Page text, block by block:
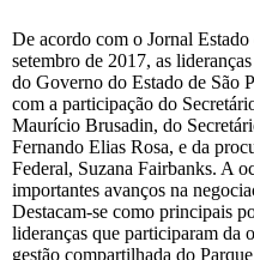
De acordo com o Jornal
setembro de 2017, as
do Governo do Estado de São
com a participação do
Maurício Brusadin, do
Fernando Elias Rosa, e da
Federal, Suzana Fairbanks. A
importantes avanços na
Destacam-se como principais
lideranças que participaram da
gestão compartilhada do